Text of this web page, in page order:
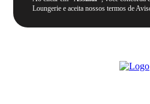
Loungerie e aceita nossos termos de